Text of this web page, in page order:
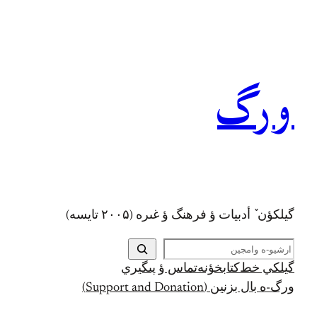
ورگ
گيلکؤن ٚ أدبیات ؤ فرهنگ ؤ غىره (۲۰۰۵ تايسه)
ج
س
ت
ج
گيلکي خط کتابخؤنهتماس ؤ پىگيري
ورگ-ه بال بزنين (Support and Donation)